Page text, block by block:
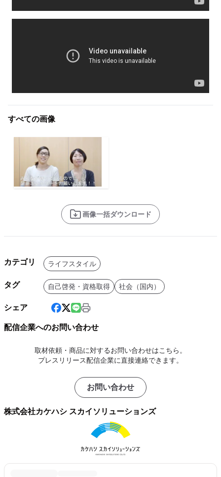
すべての画像
画像一括ダウンロード
カテゴリ ライフスタイル
タグ 自己啓発・資格取得 社会（国内）
シェア
配信企業へのお問い合わせ
取材依頼・商品に対するお問い合わせはこちら。
プレスリリース配信企業に直接連絡できます。
お問い合わせ
株式会社カケハシ スカイソリューションズ